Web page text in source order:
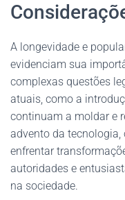
A longevidade e
evidenciam sua
complexas questões
atuais, como a
continuam a moldar e
advento da
enfrentar
autoridades e
na sociedade.